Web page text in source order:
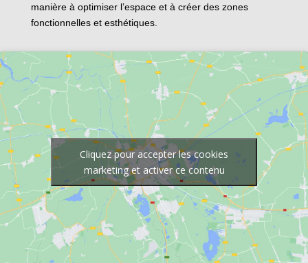
manière à optimiser l’espace et à créer des zones
fonctionnelles et esthétiques.
Cliquez pour accepter les cookies
marketing et activer ce contenu